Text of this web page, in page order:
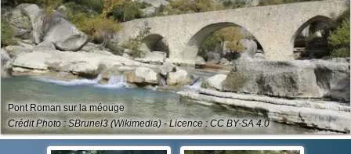
Pont Roman sur la méouge
Crédit Photo : SBrunel3 (Wikimedia) - Licence : CC BY-SA 4.0